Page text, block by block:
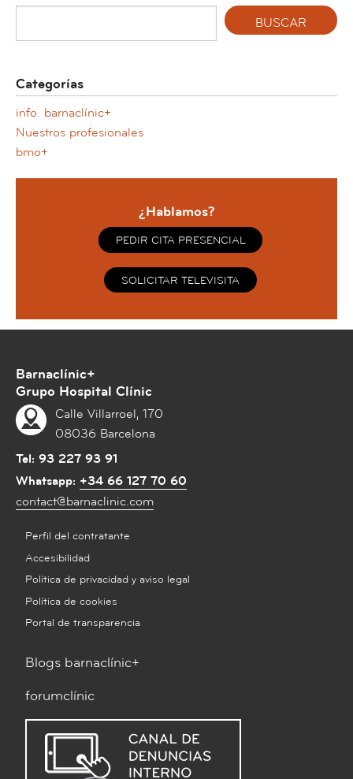
Categorías
info. barnaclínic+
Nuestros profesionales
bmo+
¿Hablamos?
PEDIR CITA PRESENCIAL
SOLICITAR TELEVISITA
Barnaclínic+
Grupo Hospital Clínic
Calle Villarroel, 170
08036 Barcelona
Tel: 93 227 93 91
Whatsapp: +34 66 127 70 60
contact@barnaclinic.com
Perfil del contratante
Accesibilidad
Política de privacidad y aviso legal
Política de cookies
Portal de transparencia
Blogs barnaclínic+
forumclínic